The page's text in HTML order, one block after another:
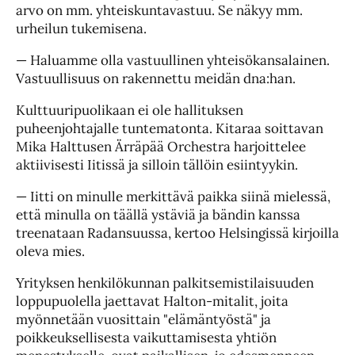
arvo on mm. yhteiskuntavastuu. Se näkyy mm.
urheilun tukemisena.
— Haluamme olla vastuullinen yhteisökansalainen.
Vastuullisuus on rakennettu meidän dna:han.
Kulttuuripuolikaan ei ole hallituksen
puheenjohtajalle tuntematonta. Kitaraa soittavan
Mika Halttusen Ärräpää Orchestra harjoittelee
aktiivisesti Iitissä ja silloin tällöin esiintyykin.
— Iitti on minulle merkittävä paikka siinä mielessä,
että minulla on täällä ystäviä ja bändin kanssa
treenataan Radansuussa, kertoo Helsingissä kirjoilla
oleva mies.
Yrityksen henkilökunnan palkitsemistilaisuuden
loppupuolella jaettavat Halton-mitalit, joita
myönnetään vuosittain "elämäntyöstä" ja
poikkeuksellisesta vaikuttamisesta yhtiön